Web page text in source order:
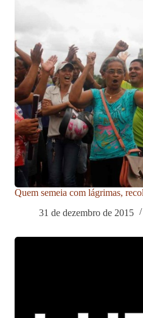
Quem semeia com lágrimas,
31 de dezembro de 2015